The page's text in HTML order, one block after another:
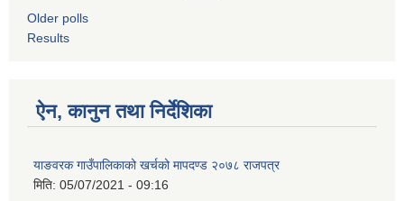
Older polls
Results
ऐन, कानुन तथा निर्देशिका
याङवरक गाउँपालिकाको खर्चको मापदण्ड २०७८ राजपत्र
मिति: 05/07/2021 - 09:16